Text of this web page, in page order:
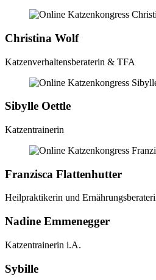
Christina Wolf
Katzenverhaltensberaterin & TFA
Sibylle Oettle
Katzentrainerin
Franzisca Flattenhutter
Heilpraktikerin und
Nadine Emmenegger
Katzentrainerin i.A.
Sybille